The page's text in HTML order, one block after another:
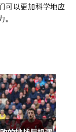
可以更加科学地应